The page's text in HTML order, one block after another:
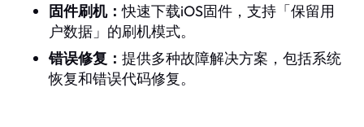
固件刷机：快速下载iOS固件，支持「保留用
户数据」的刷机模式。
错误修复： 提供多种故障解决方案，包括系统
恢复和错误代码修复。